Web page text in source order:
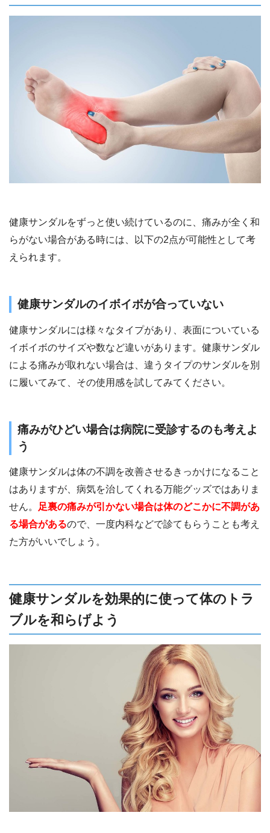
健康サンダルをずっと使い続けているのに、痛みが全く和
らがない場合がある時には、以下の2点が可能性として考
えられます。
健康サンダルのイボイボが合っていない
健康サンダルには様々なタイプがあり、表面についている
イボイボのサイズや数など違いがあります。健康サンダル
による痛みが取れない場合は、違うタイプのサンダルを別
に履いてみて、その使用感を試してみてください。
痛みがひどい場合は病院に受診するのも考えよ
う
健康サンダルは体の不調を改善させるきっかけになること
はありますが、病気を治してくれる万能グッズではありま
せん。
足裏の痛みが引かない場合は体のどこかに不調があ
る場合があるので、一度内科などで診てもらうことも考え
た方がいいでしょう。
健康サンダルを効果的に使って体のトラ
ブルを和らげよう